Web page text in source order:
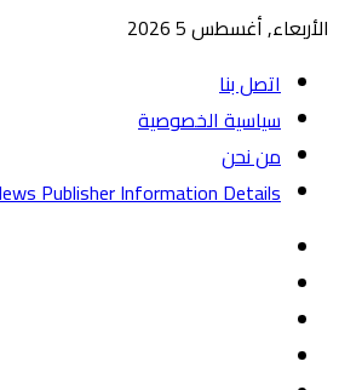
الأربعاء, أغسطس 5 2026
اتصل بنا
سياسية الخصوصية
من نحن
Publisher Information Details